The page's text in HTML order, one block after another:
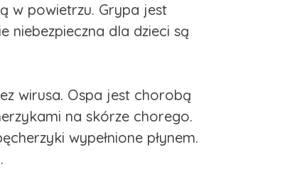
w powietrzu. Grypa jest
niebezpieczna dla dzieci są
wirusa. Ospa jest chorobą
na skórze chorego.
wypełnione płynem.